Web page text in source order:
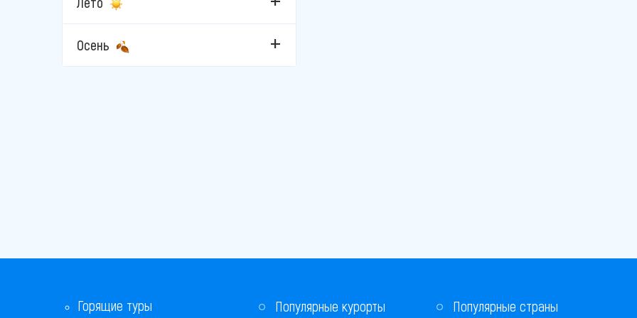
Осень
Горящие туры Популярные курорты Популярные страны